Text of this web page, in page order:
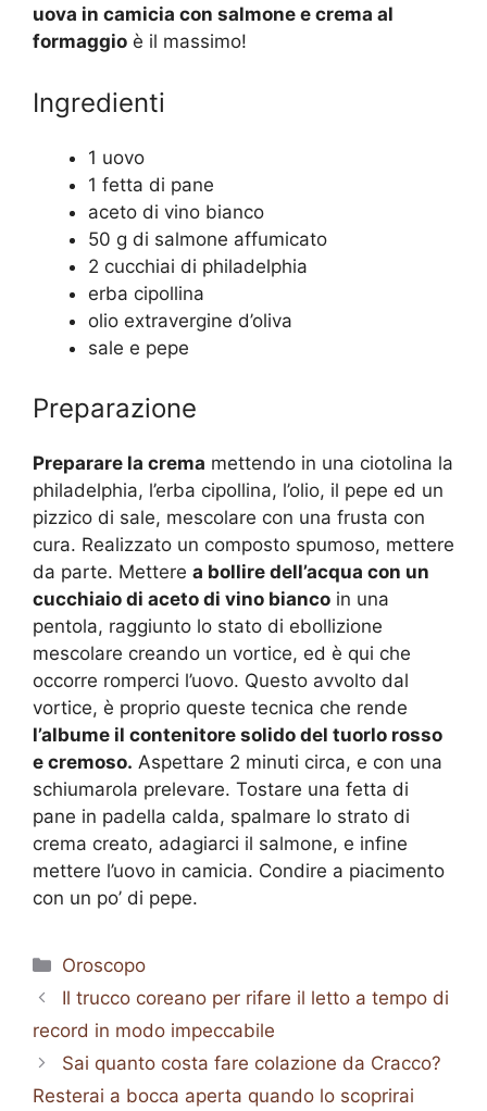
uova in camicia con salmone e crema al
formaggio è il massimo!
Ingredienti
1 uovo
1 fetta di pane
aceto di vino bianco
50 g di salmone affumicato
2 cucchiai di philadelphia
erba cipollina
olio extravergine d’oliva
sale e pepe
Preparazione
Preparare la crema mettendo in una ciotolina la
philadelphia, l’erba cipollina, l’olio, il pepe ed un
pizzico di sale, mescolare con una frusta con
cura. Realizzato un composto spumoso, mettere
da parte. Mettere a bollire dell’acqua con un
cucchiaio di aceto di vino bianco in una
pentola, raggiunto lo stato di ebollizione
mescolare creando un vortice, ed è qui che
occorre romperci l’uovo. Questo avvolto dal
vortice, è proprio queste tecnica che rende
l’albume il contenitore solido del tuorlo rosso
e cremoso. Aspettare 2 minuti circa, e con una
schiumarola prelevare. Tostare una fetta di
pane in padella calda, spalmare lo strato di
crema creato, adagiarci il salmone, e infine
mettere l’uovo in camicia. Condire a piacimento
con un po’ di pepe.
Categorie
Oroscopo
Il trucco coreano per rifare il letto a tempo di
record in modo impeccabile
Sai quanto costa fare colazione da Cracco?
Resterai a bocca aperta quando lo scoprirai